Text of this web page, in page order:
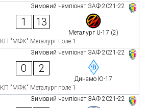
Зимовий чемпіонат ЗАФ 2021-22
1 13
Металург U-17 (2)
КП "МФК" Металург поле 1
Зимовий чемпіонат ЗАФ 2021-22
0 2
Динамо Ю-17
КП "МФК" Металург поле 1
Зимовий чемпіонат ЗАФ 2021-22